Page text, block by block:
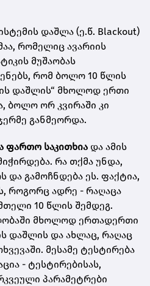
დაშლა (ე.წ. Blackout)
რომელიც ავარიის
მუშაობას
რომ ბოლო 10 წლის
დაშლის“ მხოლოდ ერთი
ბოლო ორ კვირაში კი
განმეორდა.
ფართო საკითხია და ამის
რა თქმა უნდა,
და გამოჩნდება ეს. ფაქტია,
როგორც ადრე - რაღაცა
10 წლის შემდეგ.
მხოლოდ ერთადერთი
დაშლის და ახლაც, რაღაც
მესამე ტესტირება
- ტესტირებისას,
პარამეტრები